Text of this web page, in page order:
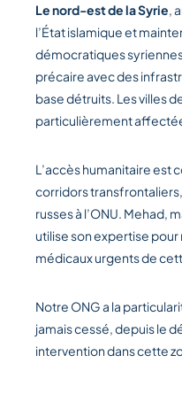
Le nord-est de la Syrie,
l’État islamique et
démocratiques
précaire avec des
base détruits. Les villes
particulièrement
L’accès humanitaire est
corridors
russes à l’ONU. Mehad,
utilise son expertise
médicaux urgents de
Notre ONG a la
jamais cessé, depuis le
intervention dans cette